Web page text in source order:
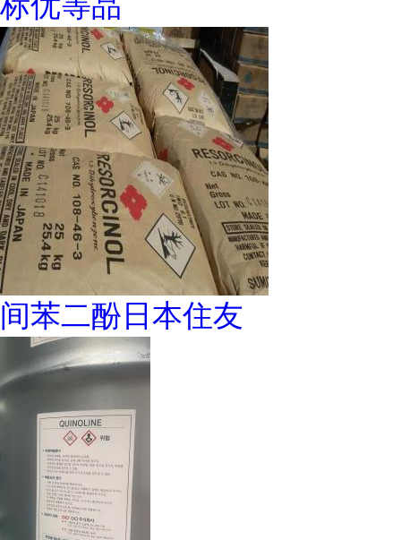
间苯二酚日本住友